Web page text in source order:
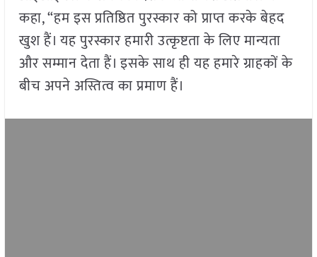
कहा, “हम इस प्रतिष्ठित पुरस्कार को प्राप्त करके बेहद
खुश हैं। यह पुरस्कार हमारी उत्कृष्टता के लिए मान्यता
और सम्मान देता हैं। इसके साथ ही यह हमारे ग्राहकों के
बीच अपने अस्तित्व का प्रमाण हैं।